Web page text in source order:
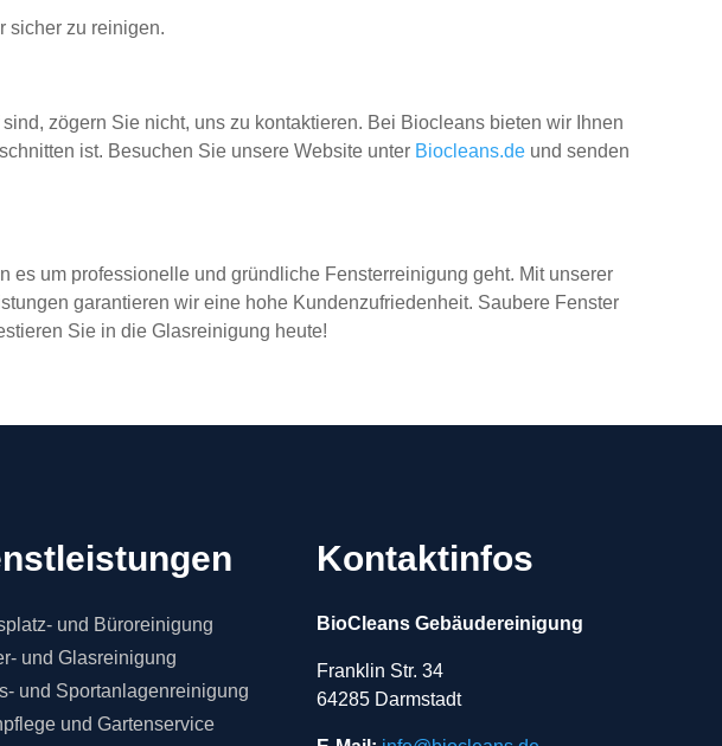
sicher zu reinigen.
sind, zögern Sie nicht, uns zu kontaktieren. Bei Biocleans bieten wir Ihnen
ist. Besuchen Sie unsere Website unter Biocleans.de und senden
es um professionelle und gründliche Fensterreinigung geht. Mit unserer
garantieren wir eine hohe Kundenzufriedenheit. Saubere Fenster
Sie in die Glasreinigung heute!
und Büroreinigung
und Glasreinigung
und Sportanlagenreinigung
und Gartenservice
Kontaktinfos
BioCleans Gebäudereinigung
Franklin Str. 34
64285 Darmstadt